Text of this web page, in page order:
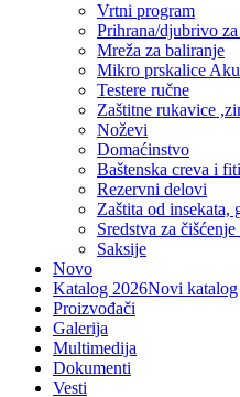
Vrtni program
Prihrana/djubrivo
Mreža za baliranje
Mikro prskalice
Testere ručne
Zaštitne rukavice
Noževi
Domaćinstvo
Baštenska creva i
Rezervni delovi
Zaštita od insekata,
Sredstva za
Saksije
Novo
Katalog 2026Novi katalog
Proizvođači
Galerija
Multimedija
Dokumenti
Vesti